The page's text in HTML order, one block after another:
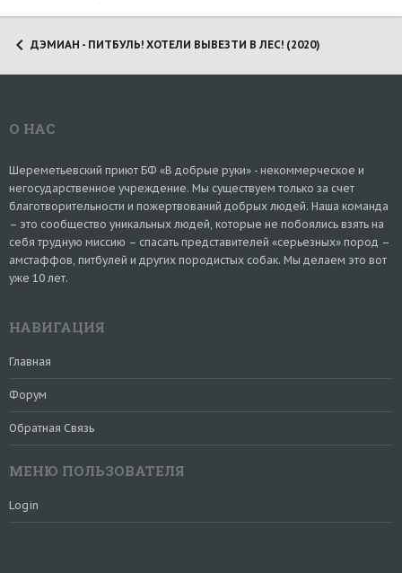
ДЭМИАН - ПИТБУЛЬ! ХОТЕЛИ ВЫВЕЗТИ В ЛЕС! (2020)
О НАС
Шереметьевский приют БФ «В добрые руки» - некоммерческое и
негосударственное учреждение. Мы существуем только за счет
благотворительности и пожертвований добрых людей. Наша команда
– это сообщество уникальных людей, которые не побоялись взять на
себя трудную миссию – спасать представителей «серьезных» пород –
амстаффов, питбулей и других породистых собак. Мы делаем это вот
уже 10 лет.
НАВИГАЦИЯ
Главная
Форум
Обратная Связь
МЕНЮ ПОЛЬЗОВАТЕЛЯ
Login